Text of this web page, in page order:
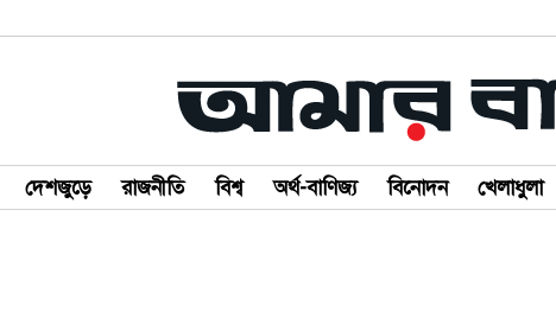
দেশজুড়ে রাজনীতি বিশ্ব অর্থ-বাণিজ্য বিনোদন খেলাধুলা